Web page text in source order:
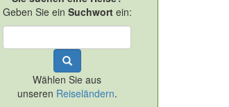
Geben Sie ein Suchwortein:
Wählen Sie aus
unseren Reiseländern.